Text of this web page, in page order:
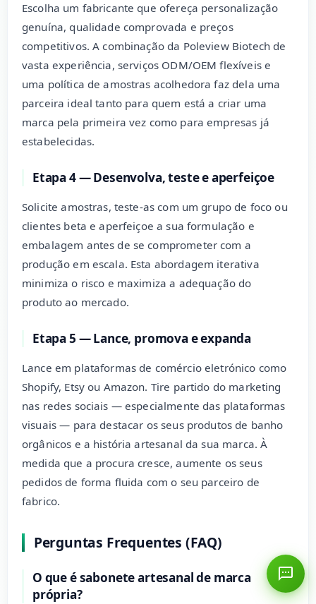
Escolha um fabricante que ofereça personalização
genuína, qualidade comprovada e preços
competitivos. A combinação da Poleview Biotech de
vasta experiência, serviços ODM/OEM flexíveis e
uma política de amostras acolhedora faz dela uma
parceira ideal tanto para quem está a criar uma
marca pela primeira vez como para empresas já
estabelecidas.
Etapa 4 — Desenvolva, teste e aperfeiçoe
Solicite amostras, teste-as com um grupo de foco ou
clientes beta e aperfeiçoe a sua formulação e
embalagem antes de se comprometer com a
produção em escala. Esta abordagem iterativa
minimiza o risco e maximiza a adequação do
produto ao mercado.
Etapa 5 — Lance, promova e expanda
Lance em plataformas de comércio eletrónico como
Shopify, Etsy ou Amazon. Tire partido do marketing
nas redes sociais — especialmente das plataformas
visuais — para destacar os seus produtos de banho
orgânicos e a história artesanal da sua marca. À
medida que a procura cresce, aumente os seus
pedidos de forma fluida com o seu parceiro de
fabrico.
Perguntas Frequentes (FAQ)
O que é sabonete artesanal de marca
própria?